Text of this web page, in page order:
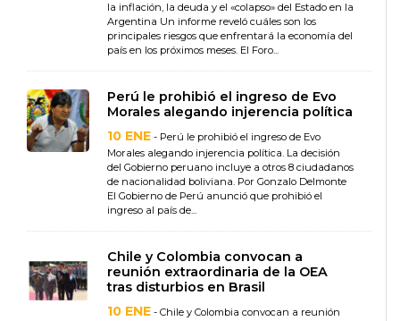
la inflación, la deuda y el «colapso» del Estado en la
Argentina Un informe reveló cuáles son los
principales riesgos que enfrentará la economía del
país en los próximos meses. El Foro...
Perú le prohibió el ingreso de Evo
Morales alegando injerencia política
10 ENE - Perú le prohibió el ingreso de Evo
Morales alegando injerencia política. La decisión
del Gobierno peruano incluye a otros 8 ciudadanos
de nacionalidad boliviana. Por Gonzalo Delmonte
El Gobierno de Perú anunció que prohibió el
ingreso al país de...
Chile y Colombia convocan a
reunión extraordinaria de la OEA
tras disturbios en Brasil
10 ENE - Chile y Colombia convocan a reunión